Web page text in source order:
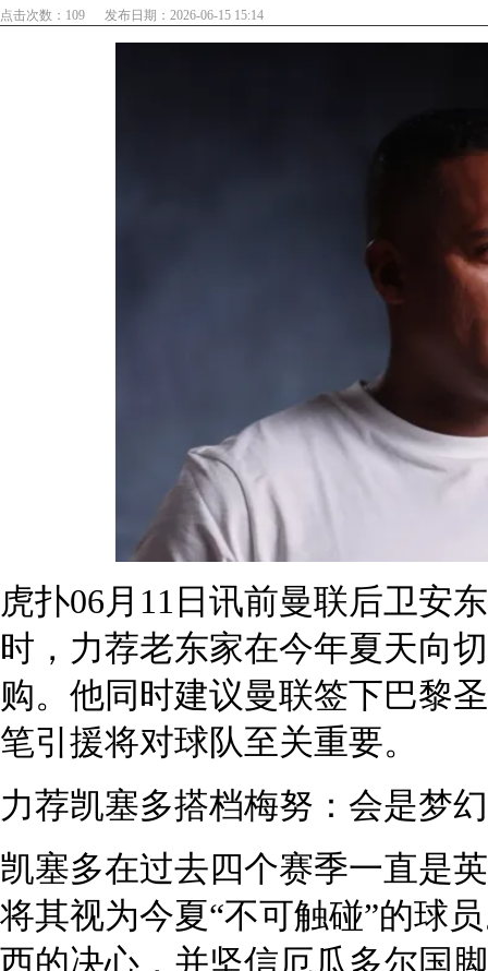
点击次数：109 发布日期：2026-06-15 15:14
虎扑06月11日讯前曼联后卫安
时，力荐老东家在今年夏天向
购。他同时建议曼联签下巴黎
笔引援将对球队至关重要。
力荐凯塞多搭档梅努：会是梦
凯塞多在过去四个赛季一直是
将其视为今夏“不可触碰”的球
西的决心，并坚信厄瓜多尔国